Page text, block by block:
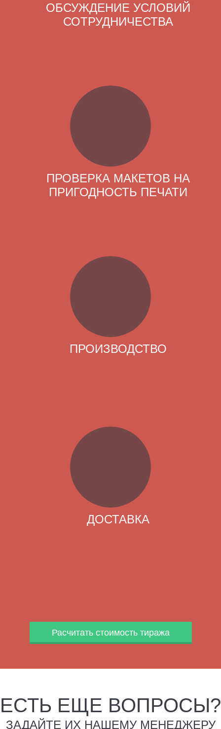
ОБСУЖДЕНИЕ УСЛОВИЙ
СОТРУДНИЧЕСТВА
ПРОВЕРКА МАКЕТОВ НА
ПРИГОДНОСТЬ ПЕЧАТИ
ПРОИЗВОДСТВО
ДОСТАВКА
Расчитать стоимость тиража
ЕСТЬ ЕЩЕ ВОПРОСЫ?
ЗАДАЙТЕ ИХ НАШЕМУ МЕНЕДЖЕРУ